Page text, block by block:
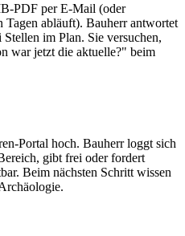
PDF per E-Mail (oder
Tagen abläuft). Bauherr antwortet
im Plan. Sie versuchen,
war jetzt die aktuelle?" beim
Portal hoch. Bauherr loggt sich
gibt frei oder fordert
Beim nächsten Schritt wissen